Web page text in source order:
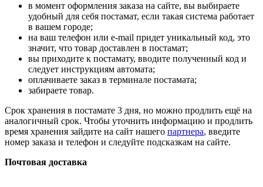
в момент оформления заказа на сайте, вы выбираете
удобный для себя постамат, если такая система работает
в вашем городе;
на ваш телефон или e-mail придет уникальный код, это
значит, что товар доставлен в постамат;
вы приходите к постамату, вводите полученный код и
следует инструкциям автомата;
оплачиваете заказ в терминале постамата;
забираете товар.
Срок хранения в постамате 3 дня, но можно продлить ещё на
аналогичный срок. Чтобы уточнить информацию и продлить
время хранения зайдите на сайт нашего партнера, введите
номер заказа и телефон и следуйте подсказкам на сайте.
Почтовая доставка